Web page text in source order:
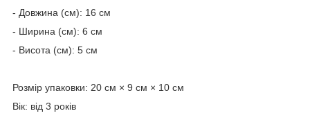
- Довжина (см): 16 см
- Ширина (см): 6 см
- Висота (см): 5 см
Розмір упаковки: 20 см × 9 см × 10 см
Вік: від 3 років